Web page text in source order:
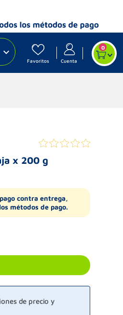
Favoritos Cuenta
0
x 200 g
contra entrega,
métodos de pago.
de precio y